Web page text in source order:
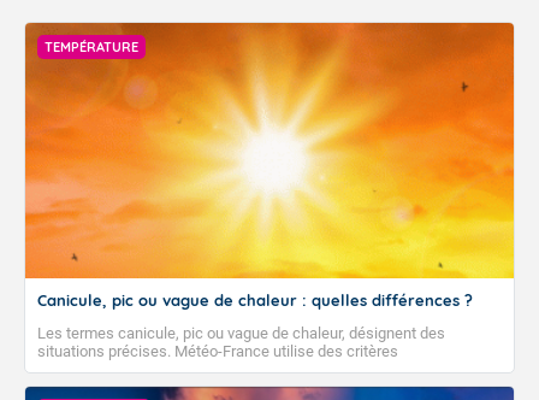
TEMPÉRATURE
Canicule, pic ou vague de chaleur : quelles différences ?
Les termes canicule, pic ou vague de chaleur, désignent des
situations précises. Météo-France utilise des critères
climatologiques pour évaluer et qualifier les épisodes de chaleur qui
peuvent avoir des impacts sanitaires et socio-économiques